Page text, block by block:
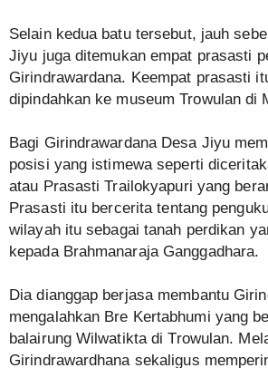
Selain kedua batu tersebut, jauh
Jiyu juga ditemukan empat prasasti
Girindrawardana. Keempat prasasti
dipindahkan ke museum Trowulan di
Bagi Girindrawardana Desa Jiyu
posisi yang istimewa seperti
atau Prasasti Trailokyapuri yang
Prasasti itu bercerita tentang
wilayah itu sebagai tanah perdikan
kepada Brahmanaraja Ganggadhara.
Dia dianggap berjasa membantu
mengalahkan Bre Kertabhumi yang
balairung Wilwatikta di Trowulan.
Girindrawardhana sekaligus